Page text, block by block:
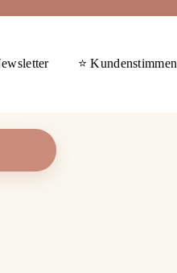
⭐ Kundenstimmen